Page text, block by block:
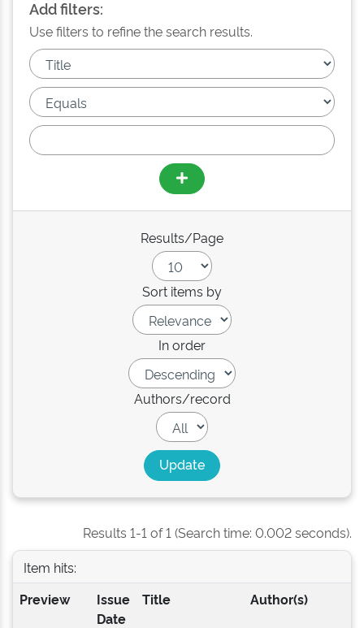
Add filters:
Use filters to refine the search results.
Results/Page
Sort items by
In order
Authors/record
Results 1-1 of 1 (Search time: 0.002 seconds).
Item hits:
Preview
Issue
Date
Title Author(s)